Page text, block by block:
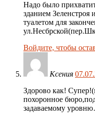
Надо было
зданием
туалетом для
Войдите, чтобы
Ксения
Здорово как!
похоронное
задаваемому